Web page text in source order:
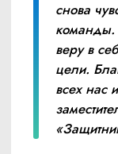
снова
команды.
веру в
цели.
всех нас